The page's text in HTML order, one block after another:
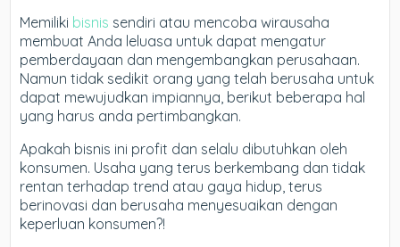
Memiliki bisnis sendiri atau mencoba wirausaha
membuat Anda leluasa untuk dapat mengatur
pemberdayaan dan mengembangkan perusahaan.
Namun tidak sedikit orang yang telah berusaha untuk
dapat mewujudkan impiannya, berikut beberapa hal
yang harus anda pertimbangkan.
Apakah bisnis ini profit dan selalu dibutuhkan oleh
konsumen. Usaha yang terus berkembang dan tidak
rentan terhadap trend atau gaya hidup, terus
berinovasi dan berusaha menyesuaikan dengan
keperluan konsumen?!